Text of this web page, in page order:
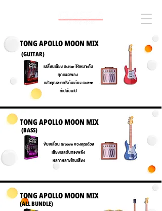
Button
เปลี่ยนเสียง Guitar ให้เหมาะกับ
ทุกแนวเพลง
แล้วคุณจะตกใจกับเสียง Guitar
ที่เปลี่ยนไป
TONG APOLLO MOON MIX
(GUITAR)
Button
TONG APOLLO MOON MIX
(ฺBASS)
ขับเคลื่อน Groove ของคุณด้วย
เสียงเบสอันทรงพลัง
หลากหลายโทนเสียง
TONG APOLLO MOON MIX
(ฺALL BUNDLE)